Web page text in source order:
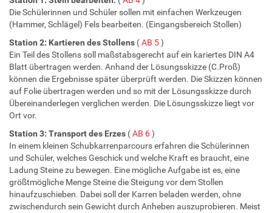
Die Schülerinnen und Schüler sollen mit einfachen Werkzeugen
(Hammer, Schlägel) Fels bearbeiten. (Eingangsbereich Stollen)
Station 2: Kartieren des Stollens (AB 5)
Ein Teil des Stollens soll maßstabsgerecht auf ein kariertes DIN A4
Blatt übertragen werden. Anhand der Lösungsskizze (C.Proß)
können die Ergebnisse später überprüft werden. Die Skizzen können
auf Folie übertragen werden und so mit der Lösungsskizze durch
Übereinanderlegen verglichen werden. Die Lösungsskizze liegt vor
Ort vor.
Station 3: Transport des Erzes (AB 6)
In einem kleinen Schubkarrenparcours erfahren die Schülerinnen
und Schüler, welches Geschick und welche Kraft es braucht, eine
Ladung Steine zu bewegen. Eine mögliche Aufgabe ist es, eine
größtmögliche Menge Steine die Steigung vor dem Stollen
hinaufzuschieben. Dabei soll der Karren beladen werden, ohne
zwischendurch sein Gewicht durch Anheben auszuprobieren. Meist